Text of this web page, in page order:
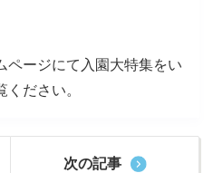
ページにて入園大特集をい
ださい。
次の記事